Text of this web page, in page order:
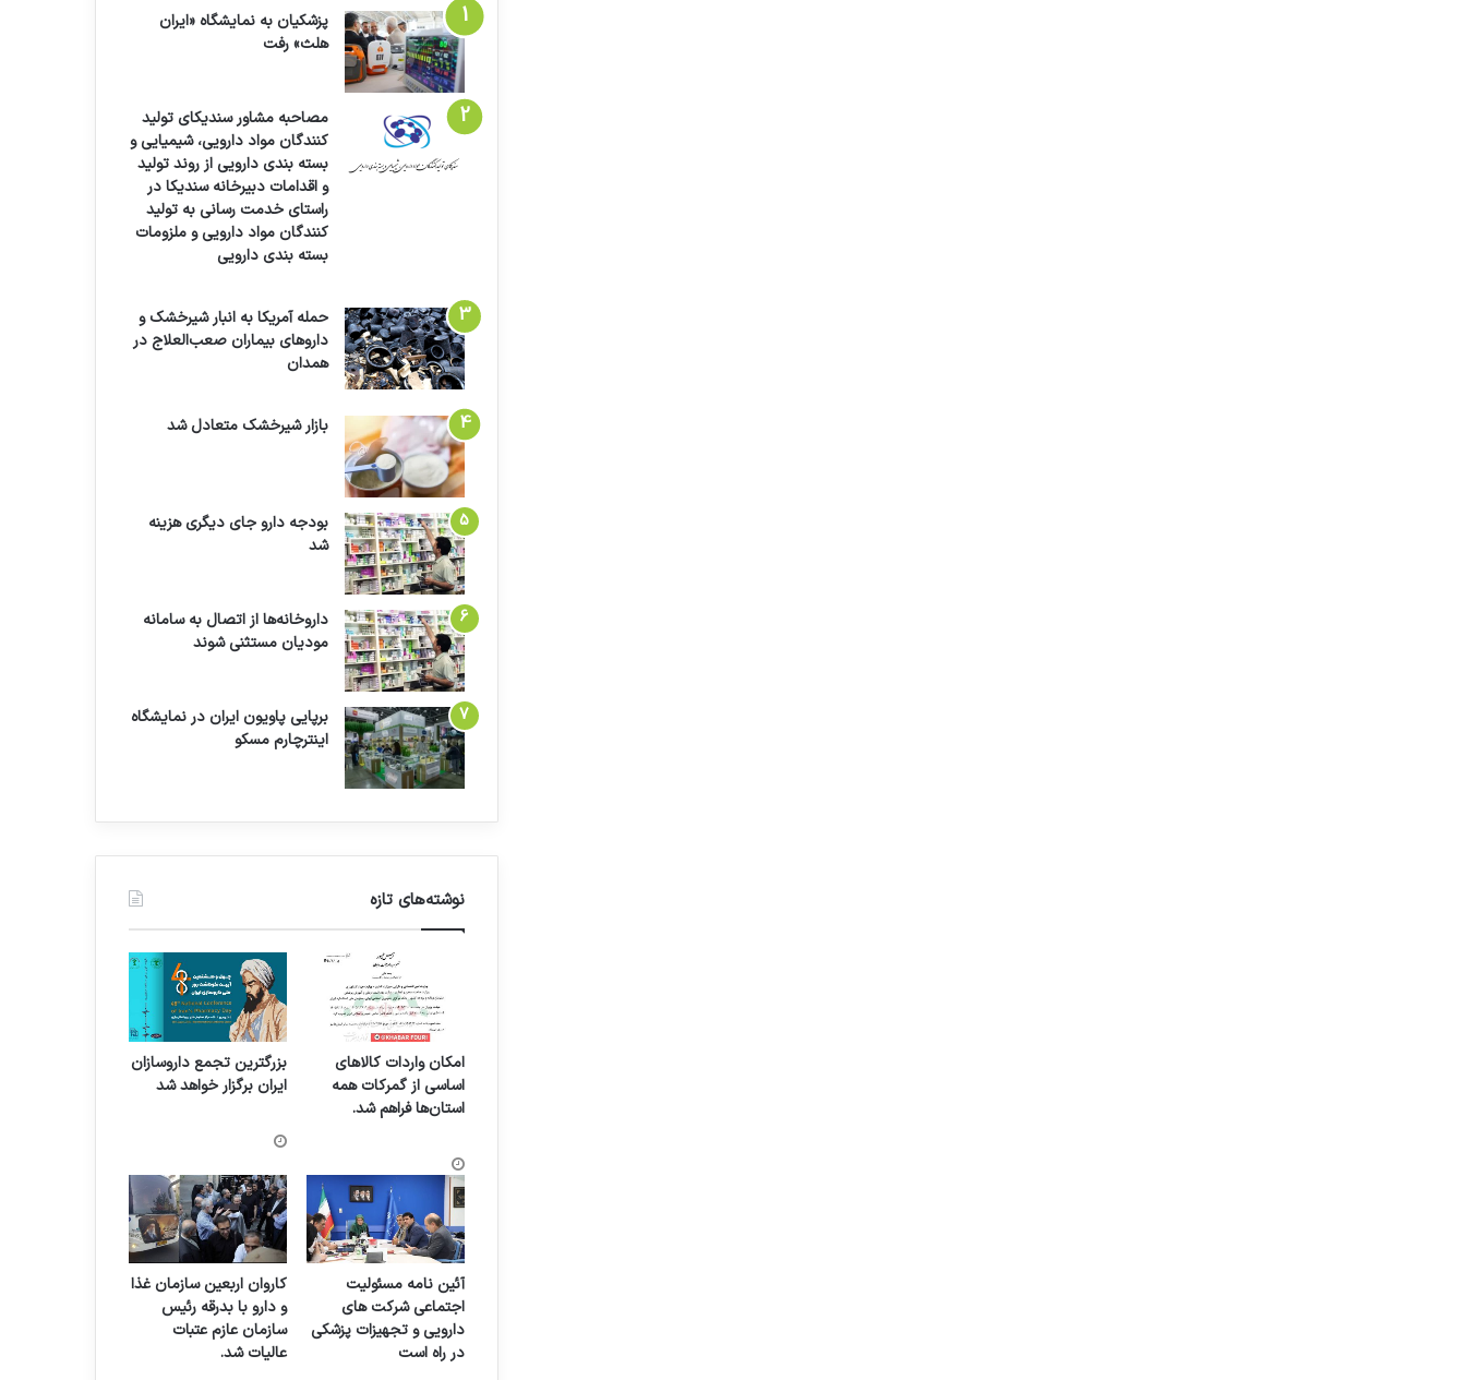
پزشکیان به نمایشگاه «ایران
هلث» رفت
مصاحبه مشاور سندیکای تولید
کنندگان مواد دارویی، شیمیایی و
بسته بندی دارویی از روند تولید
و اقدامات دبیرخانه سندیکا در
راستای خدمت رسانی به تولید
کنندگان مواد دارویی و ملزومات
بسته بندی دارویی
حمله آمریکا به انبار شیرخشک و
داروهای بیماران صعب‌العلاج در
همدان
بازار شیرخشک متعادل شد
بودجه دارو جای دیگری هزینه
شد
داروخانه‌ها از اتصال به سامانه
مودیان مستثنی شوند
برپایی پاویون ایران در نمایشگاه
اینترچارم مسکو
نوشته‌های تازه
امکان واردات کالاهای
اساسی از گمرکات همه
استان‌ها فراهم شد.
بزرگترین تجمع داروسازان
ایران برگزار خواهد شد
آئین نامه مسئولیت
اجتماعی شرکت های
دارویی و تجهیزات پزشکی
در راه است
کاروان اربعین سازمان غذا
و دارو با بدرقه رئیس
سازمان عازم عتبات
عالیات شد.